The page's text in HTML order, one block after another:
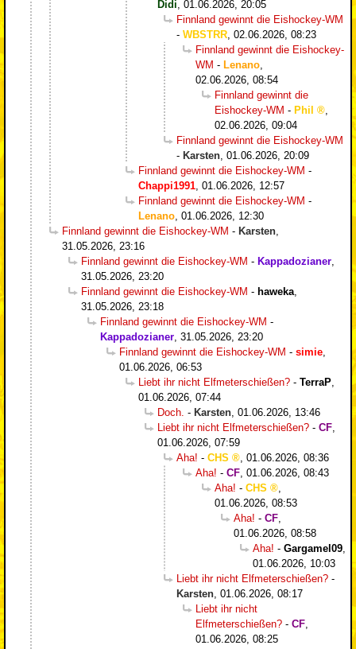
Didi 01.06.2026, 20:05
Finnland gewinnt die Eishockey-WM
- WBSTRR 02.06.2026, 08:23
Finnland gewinnt die Eishockey-
WM - Lenano
02.06.2026, 08:54
Finnland gewinnt die
Eishockey-WM - Phil
02.06.2026, 09:04
Finnland gewinnt die Eishockey-WM
- Karsten 01.06.2026, 20:09
Finnland gewinnt die Eishockey-WM -
Chappi1991 01.06.2026, 12:57
Finnland gewinnt die Eishockey-WM -
Lenano 01.06.2026, 12:30
Finnland gewinnt die Eishockey-WM - Karsten
31.05.2026, 23:16
Finnland gewinnt die Eishockey-WM - Kappadozianer
31.05.2026, 23:20
Finnland gewinnt die Eishockey-WM - haweka
31.05.2026, 23:18
Finnland gewinnt die Eishockey-WM -
Kappadozianer 31.05.2026, 23:20
Finnland gewinnt die Eishockey-WM - simie
01.06.2026, 06:53
Liebt ihr nicht Elfmeterschießen? - TerraP
01.06.2026, 07:44
Doch. - Karsten 01.06.2026, 13:46
Liebt ihr nicht Elfmeterschießen? - CF
01.06.2026, 07:59
Aha! - CHS
01.06.2026, 08:36
Aha! - CF 01.06.2026, 08:43
Aha! - CHS
01.06.2026, 08:53
Aha! - CF
01.06.2026, 08:58
Aha! - Gargamel09
01.06.2026, 10:03
Liebt ihr nicht Elfmeterschießen? -
Karsten 01.06.2026, 08:17
Liebt ihr nicht
Elfmeterschießen? - CF
01.06.2026, 08:25